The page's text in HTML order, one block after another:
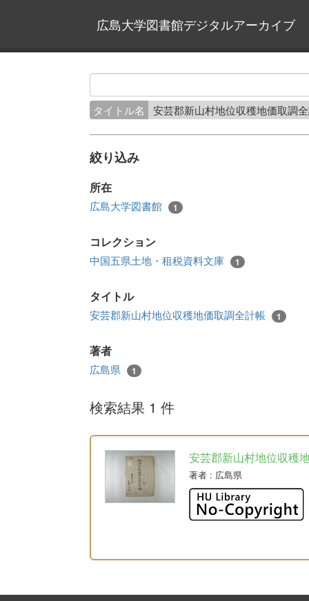
広島大学図書館デジタルアーカイブ
タイトル名 安芸郡新山村地位収穫地価取調
絞り込み
所在
広島大学図書館 1
コレクション
中国五県土地・租税資料文庫 1
タイトル
安芸郡新山村地位収穫地価取調全計帳 1
著者
広島県 1
検索結果 1 件
安芸郡新山村地位収穫
著者 : 広島県